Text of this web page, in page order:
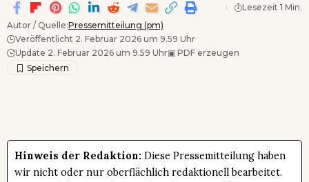
Autor / Quelle:Pressemitteilung (pm)
Veröffentlicht 2. Februar 2026 um 9.59 Uhr
Update 2. Februar 2026 um 9.59 Uhr▣ PDF erzeugen
Lesezeit 1 Min.
Hinweis der Redaktion: Diese Pressemitteilung haben
wir nicht oder nur oberflächlich redaktionell bearbeitet.